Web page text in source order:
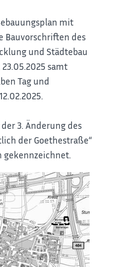
mit
Bauvorschriften des
und Städtebau
samt
Tag und
3. Änderung des
der Goethestraße“
gekennzeichnet.